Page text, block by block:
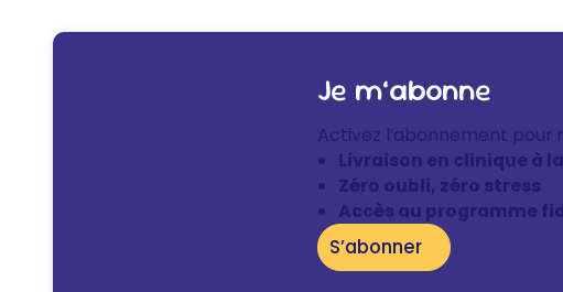
Je m’abonne
Activez l’abonnement
Livraison en clinique à
Zéro oubli, zéro stress
Accès au programme
S’abonner